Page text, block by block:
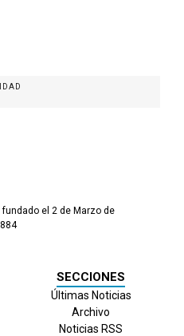
fundado el 2 de Marzo de
SECCIONES
Últimas Noticias
Archivo
Noticias RSS